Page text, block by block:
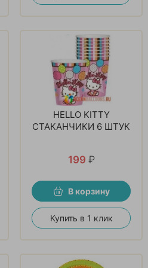
HELLO KITTY
СТАКАНЧИКИ 6 ШТУК
199 ₽
В корзину
Купить в 1 клик